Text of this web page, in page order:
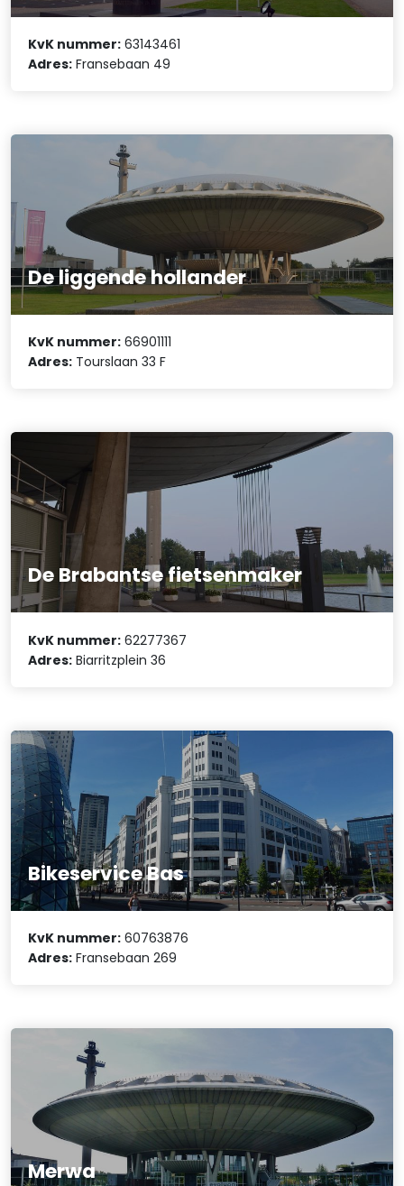
KvK nummer: 63143461
Adres: Fransebaan 49
De liggende hollander
KvK nummer: 66901111
Adres: Tourslaan 33 F
De Brabantse fietsenmaker
KvK nummer: 62277367
Adres: Biarritzplein 36
Bikeservice Bas
KvK nummer: 60763876
Adres: Fransebaan 269
Merwa